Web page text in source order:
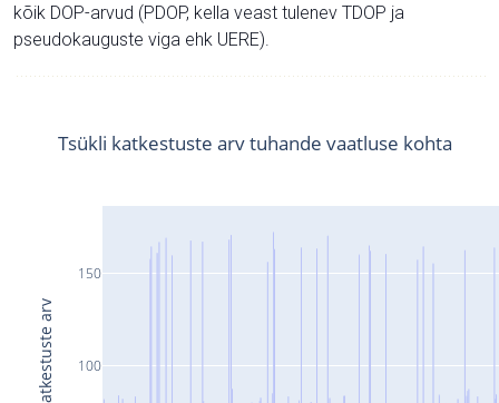
kõik DOP-arvud (PDOP, kella veast tulenev TDOP ja
pseudokauguste viga ehk UERE).
100
150
Tsükli katkestuste arv tuhande vaatluse kohta